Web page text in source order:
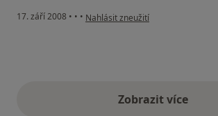
17. září 2008 • • • podle názoru uživatele Pacient
Nahlásit zneužití
Zobrazit více
výše